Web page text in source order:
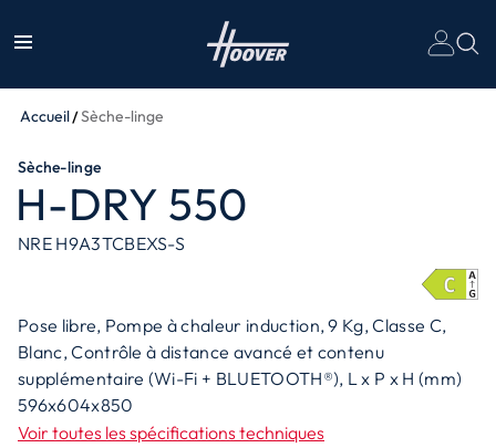
Accueil Sèche-linge
Sèche-linge
H-DRY 550
NRE H9A3TCBEXS-S
Pose libre, Pompe à chaleur induction, 9 Kg, Classe C,
Blanc, Contrôle à distance avancé et contenu
supplémentaire (Wi-Fi + BLUETOOTH®), L x P x H (mm)
596x604x850
Voir toutes les spécifications techniques